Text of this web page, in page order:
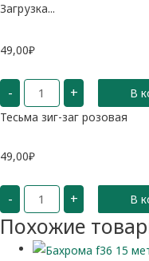
Загрузка...
49,00₽
-
Количество
Тесьма
зиг-
заг
розовая
+
В
Тесьма зиг-заг розовая
49,00₽
-
Количество
Тесьма
зиг-
заг
розовая
+ В
Похожие